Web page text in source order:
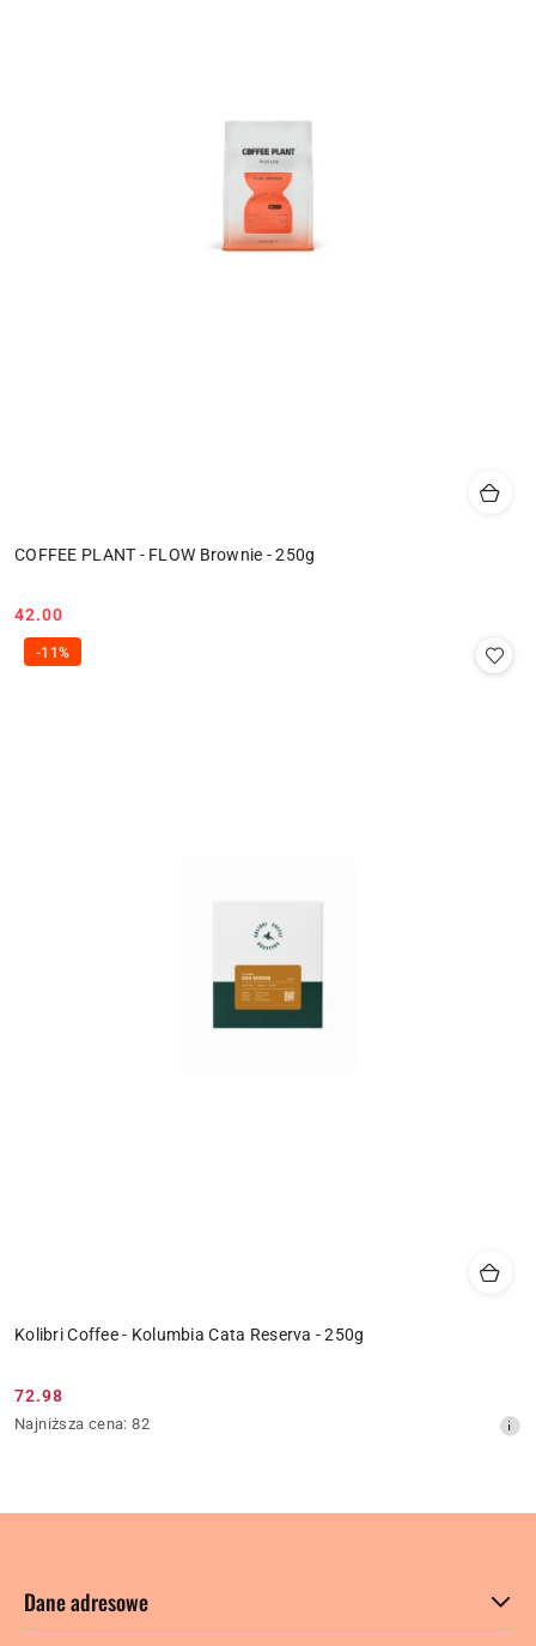
COFFEE PLANT - FLOW Brownie - 250g
Cena:
42.00
Kolibri Coffee - Kolumbia Cata Reserva - 250g
Cena
promocyjna:
72.98
Najniższa
Najniższa cena: 82
-11%
Dane adresowe